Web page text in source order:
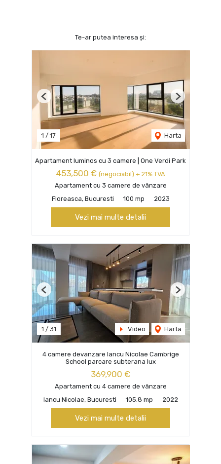
Te-ar putea interesa și:
1 / 17 Harta
Previous Next
Apartament luminos cu 3 camere | One Verdi Park
453,500 € (negociabil) + 21% TVA
Apartament cu 3 camere de vânzare
Floreasca, Bucuresti
100 mp 2023
Vezi mai multe detalii
1 / 31 Video Harta
Previous Next
4 camere devanzare Iancu Nicolae Cambrige
School parcare subterana lux
369,900 €
Apartament cu 4 camere de vânzare
Iancu Nicolae, Bucuresti
105.8 mp 2022
Vezi mai multe detalii